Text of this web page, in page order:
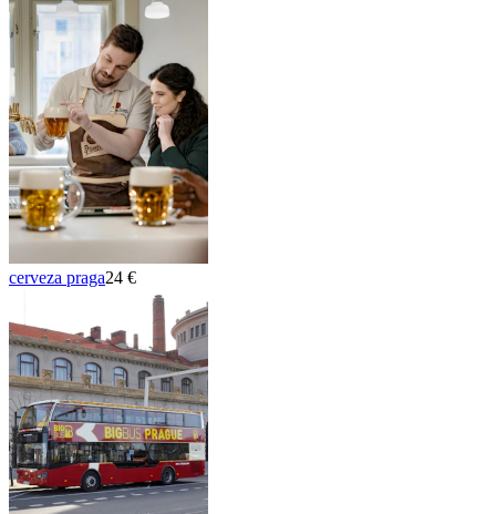
cerveza praga24 €